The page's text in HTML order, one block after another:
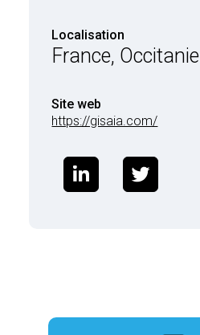
Localisation
France, Occitanie
Site web
https://gisaia.com/